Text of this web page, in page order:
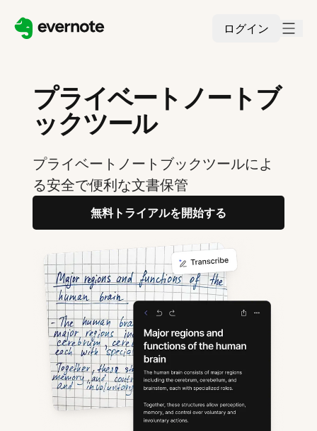
ログイン
プライベートノートブ
ックツール
プライベートノートブックツールによ
る安全で便利な文書保管
無料トライアルを開始する